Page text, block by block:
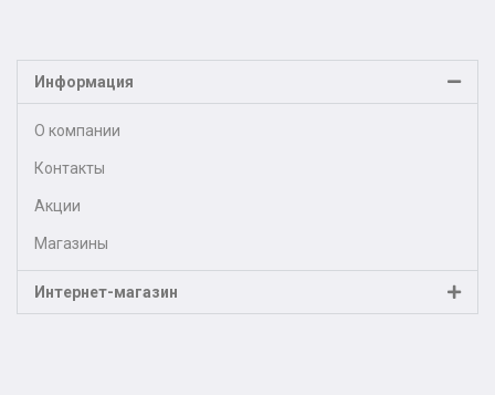
Информация
О компании
Контакты
Акции
Магазины
Интернет-магазин